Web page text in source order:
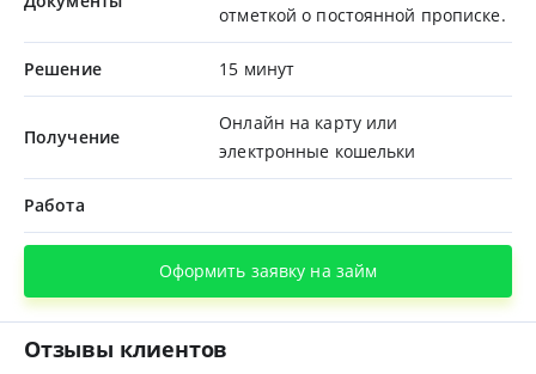
отметкой о постоянной прописке.
Решение 15 минут
Получение
Онлайн на карту или
электронные кошельки
Работа
Оформить заявку на займ
Отзывы клиентов